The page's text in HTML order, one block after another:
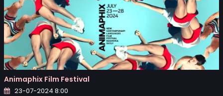
Animaphix Film Festival
23-07-2024 8:00